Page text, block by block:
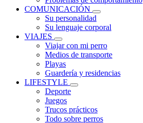
COMUNICACIÓN
Su personalidad
Su lenguaje corporal
VIAJES
Viajar con mi perro
Medios de transporte
Playas
Guardería y residencias
LIFESTYLE
Deporte
Juegos
Trucos prácticos
Todo sobre perros